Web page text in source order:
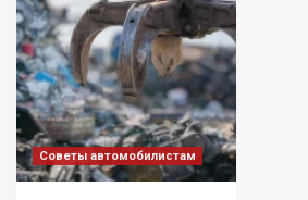
Советы автомобилистам